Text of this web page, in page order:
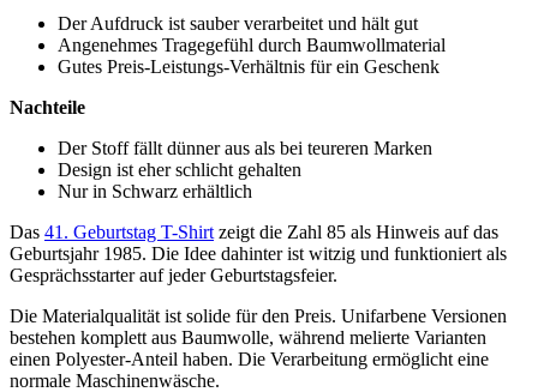
Der Aufdruck ist sauber verarbeitet und hält gut
Angenehmes Tragegefühl durch Baumwollmaterial
Gutes Preis-Leistungs-Verhältnis für ein Geschenk
Nachteile
Der Stoff fällt dünner aus als bei teureren Marken
Design ist eher schlicht gehalten
Nur in Schwarz erhältlich
Das 41. Geburtstag T-Shirt zeigt die Zahl 85 als Hinweis auf das
Geburtsjahr 1985. Die Idee dahinter ist witzig und funktioniert als
Gesprächsstarter auf jeder Geburtstagsfeier.
Die Materialqualität ist solide für den Preis. Unifarbene Versionen
bestehen komplett aus Baumwolle, während melierte Varianten
einen Polyester-Anteil haben. Die Verarbeitung ermöglicht eine
normale Maschinenwäsche.